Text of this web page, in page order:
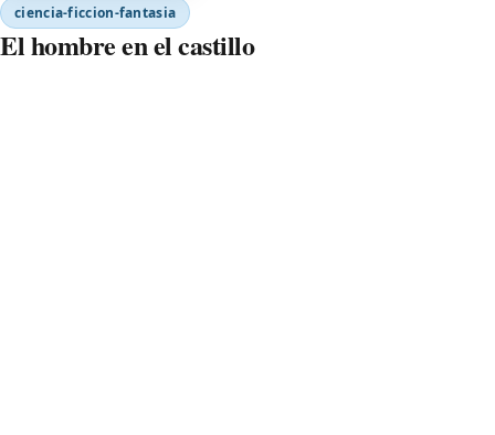
ciencia-ficcion-fantasia
El hombre en el castillo